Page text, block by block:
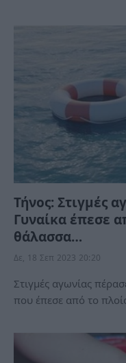
Τήνος: Στιγμές
Γυναίκα έπεσε
θάλασσα…
Δε, 18 Σεπ 2023 20:20
Στιγμές αγωνίας
που έπεσε από το